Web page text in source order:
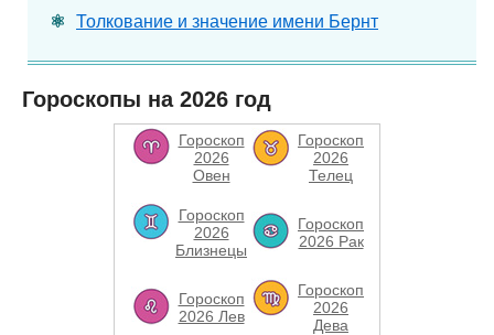
Толкование и значение имени Бернт
Гороскопы на 2026 год
Гороскоп
2026
Овен
Гороскоп
2026
Телец
Гороскоп
2026
Близнецы
Гороскоп
2026 Рак
Гороскоп
2026 Лев
Гороскоп
2026
Дева